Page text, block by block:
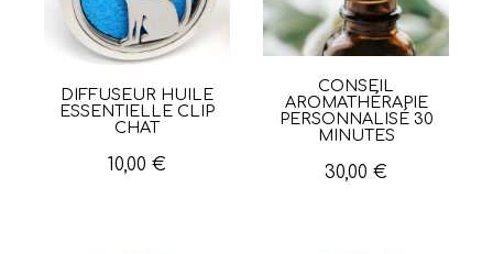
Aperçu rapide
DIFFUSEUR HUILE
ESSENTIELLE CLIP
CHAT
10,00 €
Aperçu rapide
CONSEIL
AROMATHÉRAPIE
PERSONNALISÉ 30
MINUTES
30,00 €